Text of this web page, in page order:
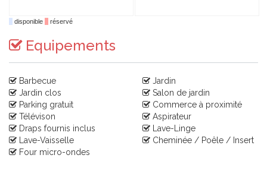
disponible réservé
Equipements
Barbecue
Jardin
Jardin clos
Salon de jardin
Parking gratuit
Commerce à proximité
Télévison
Aspirateur
Draps fournis inclus
Lave-Linge
Lave-Vaisselle
Cheminée / Poêle / Insert
Four micro-ondes